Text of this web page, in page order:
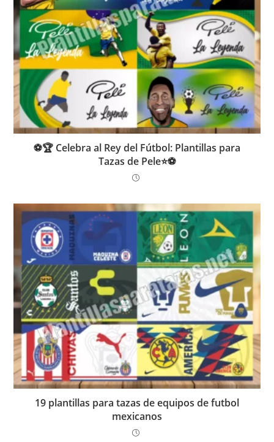
⚽🏆 Celebra al Rey del Fútbol: Plantillas para
Tazas de Pele⭐⚽
19 plantillas para tazas de equipos de futbol
mexicanos